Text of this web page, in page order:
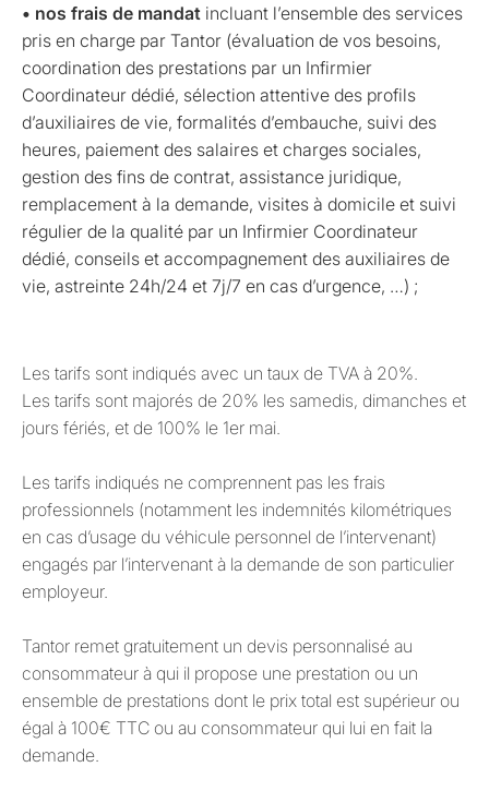
• nos frais de mandat incluant l’ensemble des services
pris en charge par Tantor (évaluation de vos besoins,
coordination des prestations par un Infirmier
Coordinateur dédié, sélection attentive des profils
d’auxiliaires de vie, formalités d’embauche, suivi des
heures, paiement des salaires et charges sociales,
gestion des fins de contrat, assistance juridique,
remplacement à la demande, visites à domicile et suivi
régulier de la qualité par un Infirmier Coordinateur
dédié, conseils et accompagnement des auxiliaires de
vie, astreinte 24h/24 et 7j/7 en cas d’urgence, …) ;
Les tarifs sont indiqués avec un taux de TVA à 20%.
Les tarifs sont majorés de 20% les samedis, dimanches et
jours fériés, et de 100% le 1er mai.
Les tarifs indiqués ne comprennent pas les frais
professionnels (notamment les indemnités kilométriques
en cas d’usage du véhicule personnel de l’intervenant)
engagés par l’intervenant à la demande de son particulier
employeur.
Tantor remet gratuitement un devis personnalisé au
consommateur à qui il propose une prestation ou un
ensemble de prestations dont le prix total est supérieur ou
égal à 100€ TTC ou au consommateur qui lui en fait la
demande.